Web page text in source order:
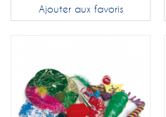
Ajouter aux favoris